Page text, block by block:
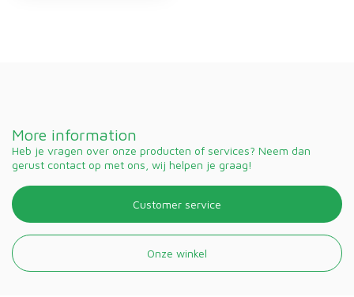
More information
Heb je vragen over onze producten of services? Neem dan
gerust contact op met ons, wij helpen je graag!
Customer service
Onze winkel